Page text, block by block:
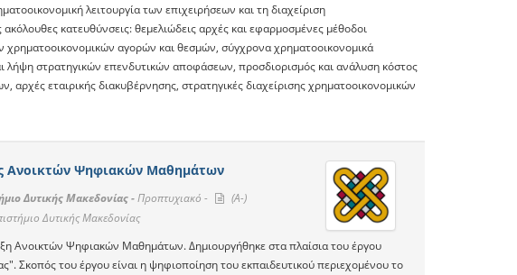
λειτουργία των επιχειρήσεων και τη διαχείριση
κατευθύνσεις: θεμελιώδεις αρχές και εφαρμοσμένες μέθοδοι
χρηματοοικονομικών αγορών και θεσμών, σύγχρονα χρηματοοικονομικά
λήψη στρατηγικών επενδυτικών αποφάσεων, προσδιορισμός και ανάλυση κόστος
εταιρικής διακυβέρνησης, στρατηγικές διαχείρισης χρηματοοικονομικών
Ανοικτών Ψηφιακών Μαθημάτων
Δυτικής Μακεδονίας -Προπτυχιακό -
(A-)
Δυτικής Μακεδονίας
Ανοικτών Ψηφιακών Μαθημάτων. Δημιουργήθηκε στα πλαίσια του έργου
Σκοπός του έργου είναι η ψηφιοποίηση του εκπαιδευτικού περιεχομένου το